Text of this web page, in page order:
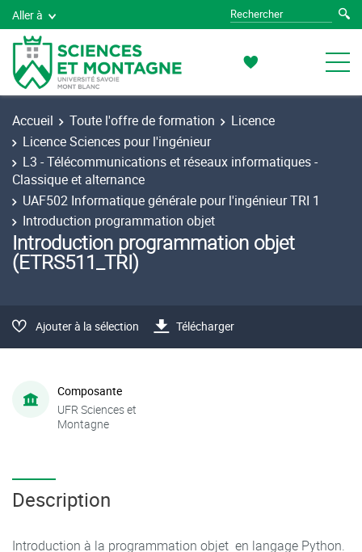
Aller à
Accueil Toute l'offre de formation
Licence
Licence Sciences pour l'ingénieur
L3 - Télécommunications et réseaux informatiques -
Classique et alternance
UAF502 Informatique générale pour l'ingénieur TRI 1
Introduction programmation objet
Introduction programmation objet
(ETRS511_TRI)
Ajouter à la sélection Télécharger
Composante
UFR Sciences et
Montagne
Description
Introduction à la programmation objet en langage Python.